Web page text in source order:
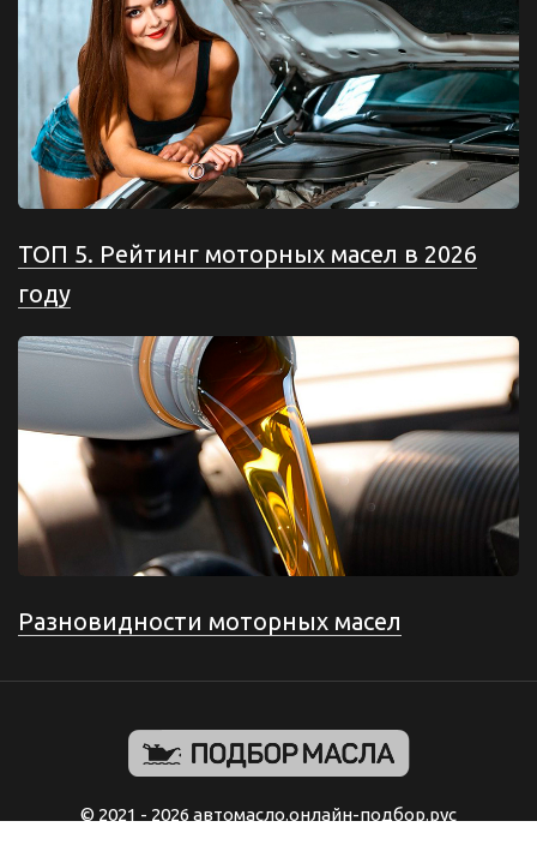
ТОП 5. Рейтинг моторных масел в 2026
году
Разновидности моторных масел
© 2021 - 2026 автомасло.онлайн-подбор.рус